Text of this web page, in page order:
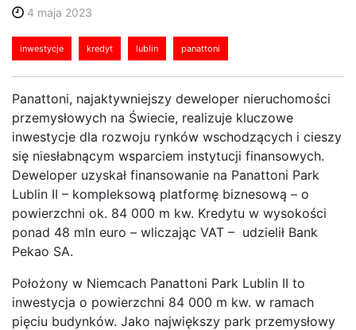
4 maja 2023
inwestycje kredyt lublin panattoni
Panattoni, najaktywniejszy deweloper nieruchomości
przemysłowych na Świecie, realizuje kluczowe
inwestycje dla rozwoju rynków wschodzących i cieszy
się niesłabnącym wsparciem instytucji finansowych.
Deweloper uzyskał finansowanie na Panattoni Park
Lublin II – kompleksową platformę biznesową – o
powierzchni ok. 84 000 m kw. Kredytu w wysokości
ponad 48 mln euro – wliczając VAT – udzielił Bank
Pekao SA.
Położony w Niemcach Panattoni Park Lublin II to
inwestycja o powierzchni 84 000 m kw. w ramach
pięciu budynków. Jako największy park przemysłowy